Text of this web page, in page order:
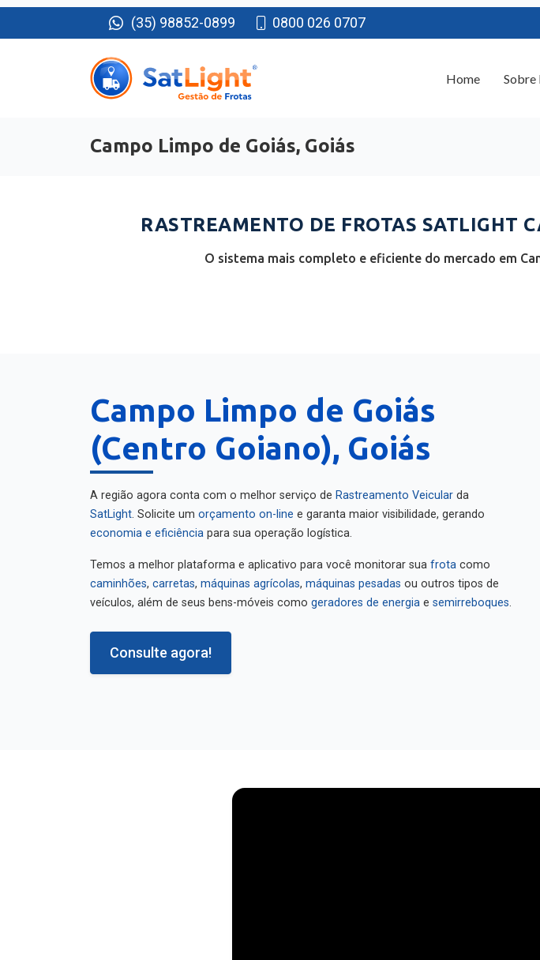
(35) 98852-0899 0800 026 0707
Campo Limpo de Goiás, Goiás
RASTREAMENTO DE FROTAS SATLIGHT
O sistema mais completo e eficiente do mercado em
Campo Limpo de Goiás
(Centro Goiano), Goiás
A região agora conta com o melhor serviço de Rastreamento Veicular da
SatLight . Solicite um orçamento on-line e garanta maior visibilidade, gerando
economia e eficiência para sua operação logística.
Temos a melhor plataforma e aplicativo para você monitorar sua frota como
caminhões carretas máquinas agrícolas máquinas pesadas ou outros tipos de
veículos, além de seus bens-móveis como geradores de energia e semirreboques
Consulte agora!